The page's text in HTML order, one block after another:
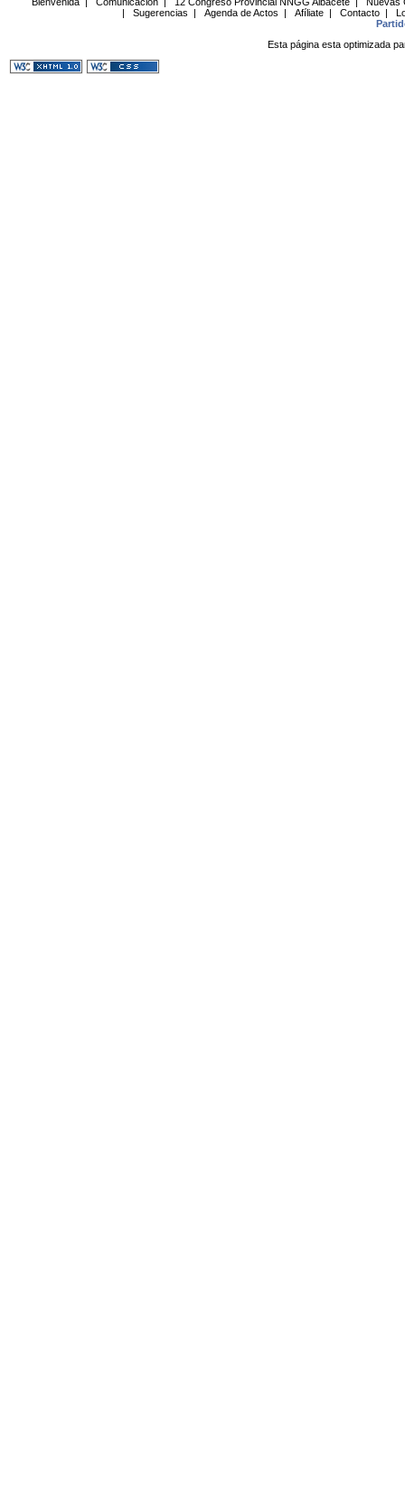
|
Sugerencias | Agenda de Actos | Afíliate | Contacto |
Esta página esta optimizada